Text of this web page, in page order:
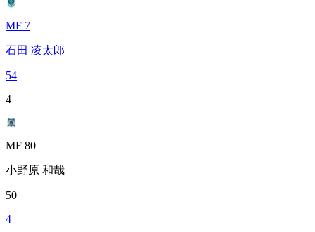
MF 7
石田 凌太郎
54
4
MF 80
小野原 和哉
50
4